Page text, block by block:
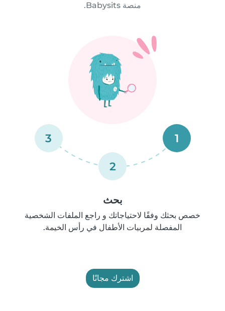
منصة Babysits.
1
2
3
بحث
خصص بحثك وفقًا لاحتياجاتك و راجع الملفات الشخصية
المفصلة لمربيات الأطفال في رأس الخيمة.
اشترك مجانًا